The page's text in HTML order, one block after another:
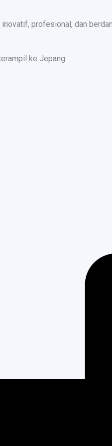
profesional, dan
ke Jepang.